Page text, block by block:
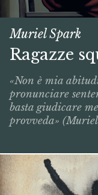
Muriel Spark
Ragazze
«Non è mia
pronunciare
basta giudicare
provveda»